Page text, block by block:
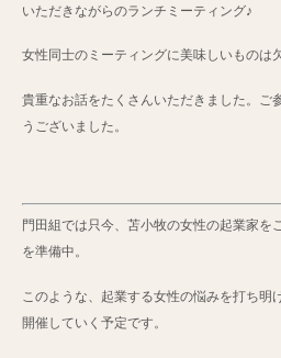
いただきながらのランチミーティング♪
女性同士のミーティングに美味しいものは
貴重なお話をたくさんいただきました。ご
うございました。
門田組では只今、苫小牧の女性の起業家を
を準備中。
このような、起業する女性の悩みを打ち明
開催していく予定です。